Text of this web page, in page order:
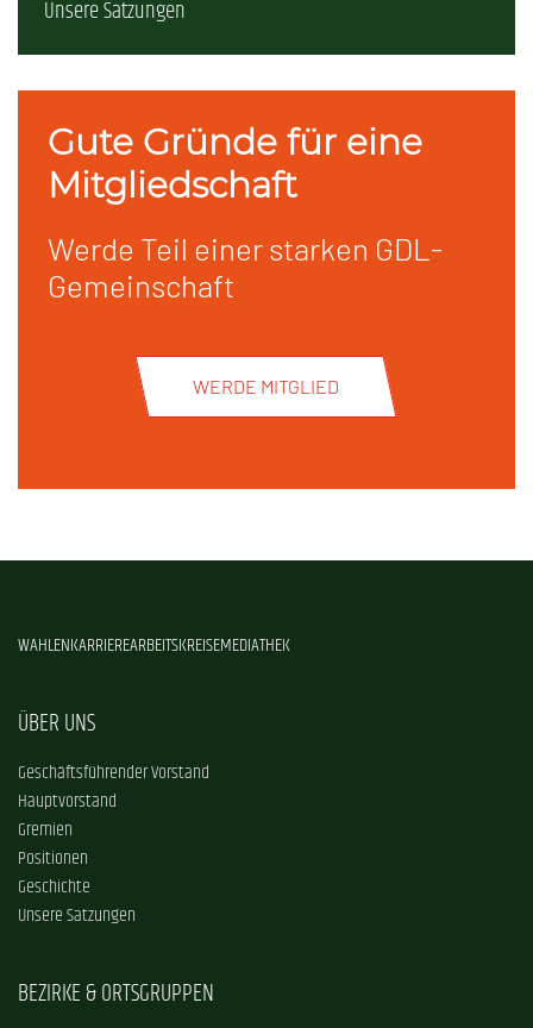
Unsere Satzungen
Gute Gründe für eine
Mitgliedschaft
Werde Teil einer starken GDL-
Gemeinschaft
WERDE MITGLIED
WAHLENKARRIEREARBEITSKREISEMEDIATHEK
ÜBER UNS
Geschäftsführender Vorstand
Hauptvorstand
Gremien
Positionen
Geschichte
Unsere Satzungen
BEZIRKE & ORTSGRUPPEN